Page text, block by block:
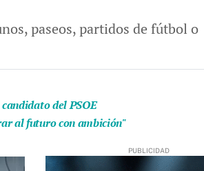
paseos, partidos de fútbol o
del PSOE
al futuro con ambición"